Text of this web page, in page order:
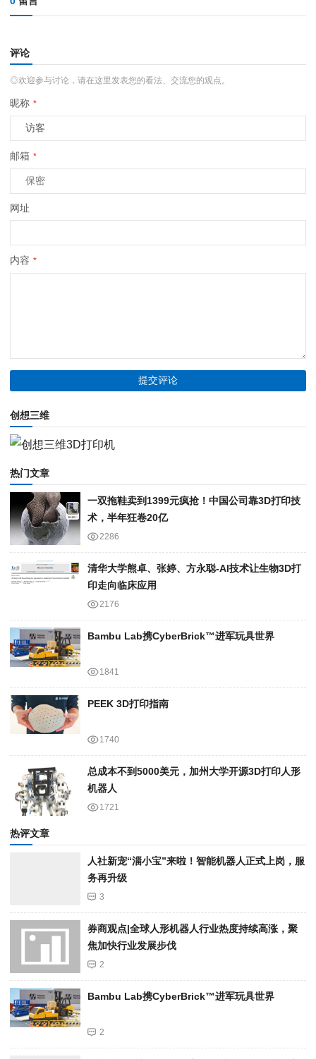
评论
◎欢迎参与讨论，请在这里发表您的看法、交流您的观点。
昵称 *
邮箱 *
网址
内容 *
创想三维
热门文章
一双拖鞋卖到1399元疯抢！中国公司靠3D打印技
术，半年狂卷20亿
2286
清华大学熊卓、张婷、方永聪-AI技术让生物3D打
印走向临床应用
2176
Bambu Lab携Cyber​​Brick™进军玩具世界
1841
PEEK 3D打印指南
1740
总成本不到5000美元，加州大学开源3D打印人形
机器人
1721
热评文章
人社新宠“淄小宝”来啦！智能机器人正式上岗，服
务再升级
3
券商观点|全球人形机器人行业热度持续高涨，聚
焦加快行业发展步伐
2
Bambu Lab携Cyber​​Brick™进军玩具世界
2